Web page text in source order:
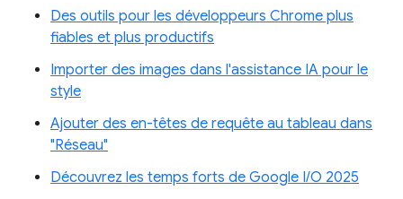
Des outils pour les développeurs Chrome plus
fiables et plus productifs
Importer des images dans l'assistance IA pour le
style
Ajouter des en-têtes de requête au tableau dans
"Réseau"
Découvrez les temps forts de Google I/O 2025